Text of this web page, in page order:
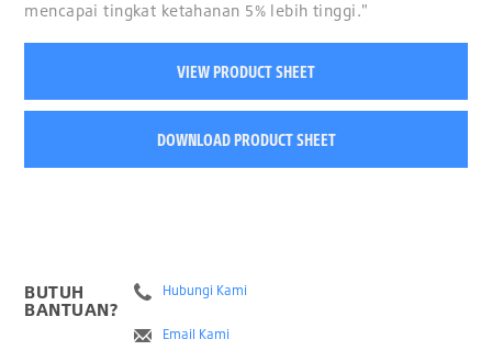
mencapai tingkat ketahanan 5% lebih tinggi."
VIEW PRODUCT SHEET
DOWNLOAD PRODUCT SHEET
BUTUH
BANTUAN?
Hubungi Kami
Email Kami